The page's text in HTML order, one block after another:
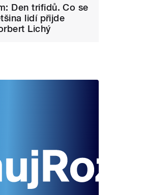
Den trifidů. Co se
lidí přijde
Lichý